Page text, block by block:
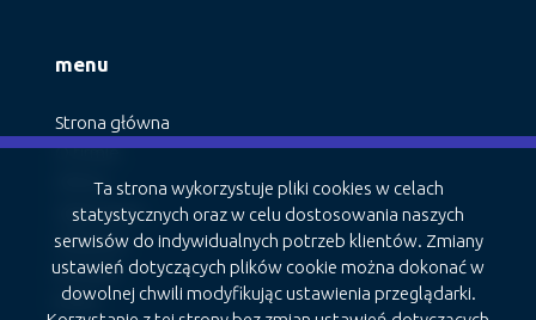
menu
Strona główna
O firmie
Oferty
Zgłoszenia
Ulubione
Kontakt
Rodo
Ta strona wykorzystuje pliki cookies w celach
statystycznych oraz w celu dostosowania naszych
serwisów do indywidualnych potrzeb klientów. Zmiany
ustawień dotyczących plików cookie można dokonać w
dowolnej chwili modyfikując ustawienia przeglądarki.